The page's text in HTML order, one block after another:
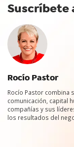
Suscríbete
Rocío Pastor
Rocío Pastor combina
comunicación, capital
compañías y sus
los resultados del